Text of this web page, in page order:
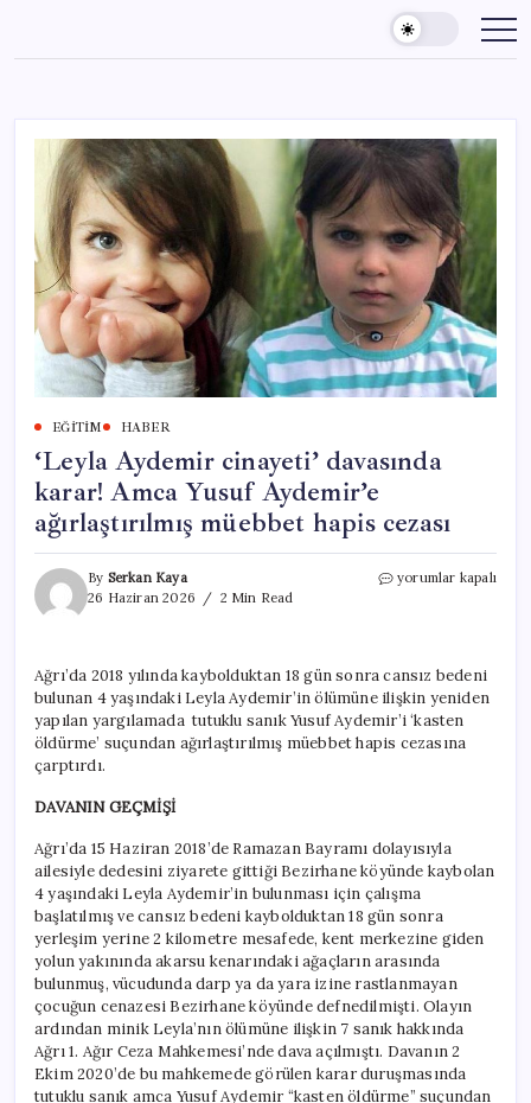
content
EĞITIM HABER
‘Leyla Aydemir cinayeti’ davasında
karar! Amca Yusuf Aydemir’e
ağırlaştırılmış müebbet hapis cezası
By Serkan Kaya
26 Haziran 2026
2 Min Read
‘Leyla
Amca
Yusuf
Aydemir’e
ağırlaştırılmış
yorumlar kapalı
Ağrı’da 2018 yılında kaybolduktan 18 gün sonra cansız bedeni
bulunan 4 yaşındaki Leyla Aydemir’in ölümüne ilişkin yeniden
yapılan yargılamada tutuklu sanık Yusuf Aydemir’i ‘kasten
öldürme’ suçundan ağırlaştırılmış müebbet hapis cezasına
çarptırdı.
DAVANIN GEÇMİŞİ
Ağrı’da 15 Haziran 2018’de Ramazan Bayramı dolayısıyla
ailesiyle dedesini ziyarete gittiği Bezirhane köyünde kaybolan
4 yaşındaki Leyla Aydemir’in bulunması için çalışma
başlatılmış ve cansız bedeni kaybolduktan 18 gün sonra
yerleşim yerine 2 kilometre mesafede, kent merkezine giden
yolun yakınında akarsu kenarındaki ağaçların arasında
bulunmuş, vücudunda darp ya da yara izine rastlanmayan
çocuğun cenazesi Bezirhane köyünde defnedilmişti. Olayın
ardından minik Leyla’nın ölümüne ilişkin 7 sanık hakkında
Ağrı 1. Ağır Ceza Mahkemesi’nde dava açılmıştı. Davanın 2
Ekim 2020’de bu mahkemede görülen karar duruşmasında
tutuklu sanık amca Yusuf Aydemir “kasten öldürme” suçundan